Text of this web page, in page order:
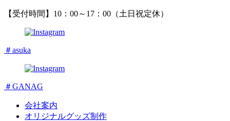
【受付時間】10：00～17：00（土日祝定休）
＃asuka
＃GANAG
会社案内
オリジナルグッズ制作